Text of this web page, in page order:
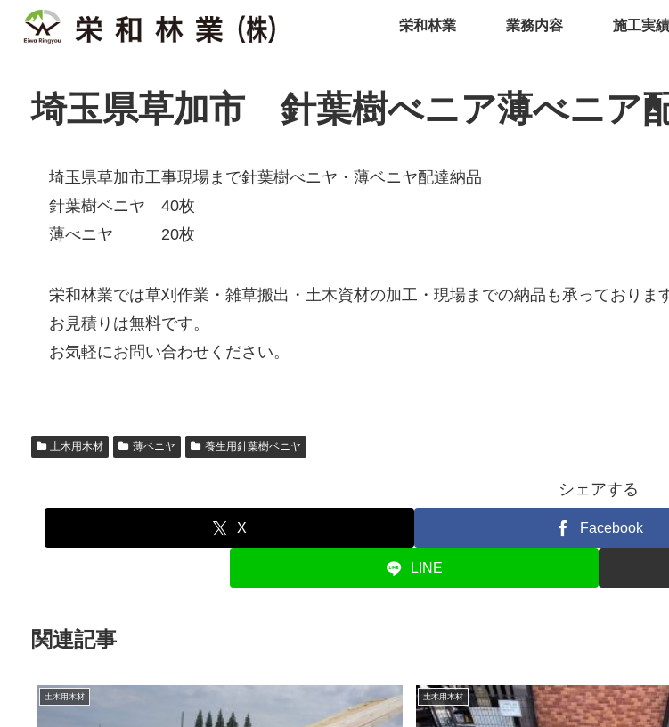
栄和林業 業務内容 施工実績
埼玉県草加市 針葉樹べニア薄べニア
埼玉県草加市工事現場まで針葉樹べニヤ・薄ベニヤ配達納品
針葉樹ベニヤ 40枚
薄べニヤ 20枚
栄和林業では草刈作業・雑草搬出・土木資材の加工・現場までの納品も承っております
お見積りは無料です。
お気軽にお問い合わせください。
土木用木材 薄ベニヤ 養生用針葉樹ベニヤ
シェアする
X Facebook
LINE
関連記事
土木用木材 土木用木材